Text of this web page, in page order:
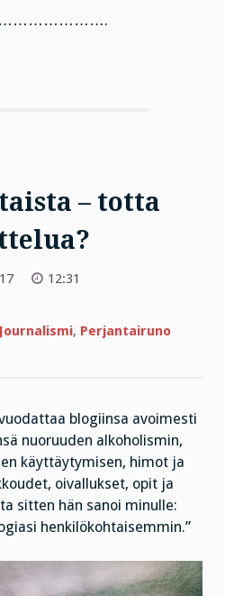
– totta
12:31
Journalismi, Perjantairuno
blogiinsa avoimesti
nuoruuden alkoholismin,
käyttäytymisen, himot ja
oivallukset, opit ja
sitten hän sanoi minulle:
henkilökohtaisemmin.”